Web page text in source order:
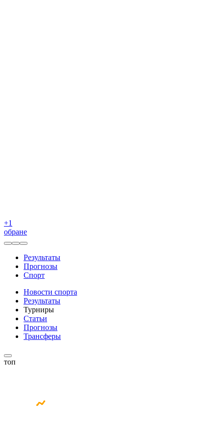
+1
обране
Результаты
Прогнозы
Спорт
Новости спорта
Результаты
Турниры
Статьи
Прогнозы
Трансферы
топ